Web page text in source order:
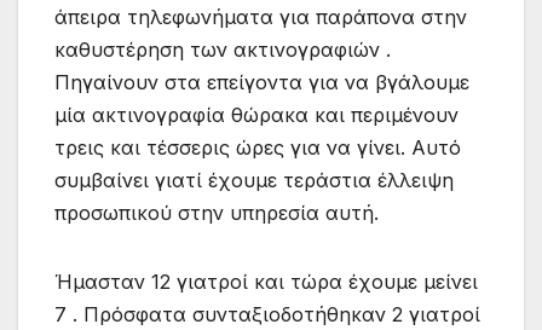
άπειρα τηλεφωνήματα για παράπονα στην
καθυστέρηση των ακτινογραφιών .
Πηγαίνουν στα επείγοντα για να βγάλουμε
μία ακτινογραφία θώρακα και περιμένουν
τρεις και τέσσερις ώρες για να γίνει. Αυτό
συμβαίνει γιατί έχουμε τεράστια έλλειψη
προσωπικού στην υπηρεσία αυτή.
Ήμασταν 12 γιατροί και τώρα έχουμε μείνει
7 . Πρόσφατα συνταξιοδοτήθηκαν 2 γιατροί